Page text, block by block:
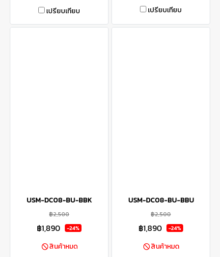
เปรียบเทียบ
เปรียบเทียบ
USM-DC08-BU-BBK
฿2,500
฿1,890 -24%
สินค้าหมด
USM-DC08-BU-BBU
฿2,500
฿1,890 -24%
สินค้าหมด